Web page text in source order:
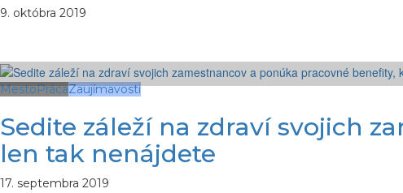
9. októbra 2019
MestoPrácaZaujímavosti
Sedite záleží na zdraví svojich
len tak nenájdete
17. septembra 2019